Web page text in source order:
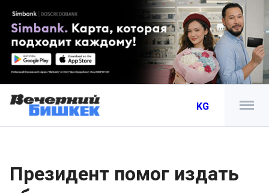
KG
Президент помог издать